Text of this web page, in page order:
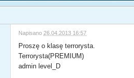
Napisano 26.04.2013 16:57
Proszę o klasę terrorysta.
Terrorysta(PREMIUM)
admin level_D